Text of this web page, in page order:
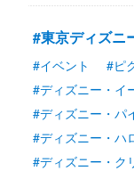
#東京ディズニ
#イベント
#ピ
#ディズニー・イ
#ディズニー・パ
#ディズニー・ハ
#ディズニー・ク